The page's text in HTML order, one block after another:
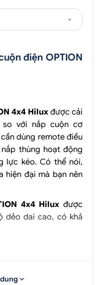
điện OPTION
4x4 Hiluxđược cải
với nắp cuộn cơ
dùng remote điều
thùng hoạt động
lực kéo. Có thể nói,
hiện đại mà bạn nên
4x4 Hilux được
dẻo dai cao, có khả
không bị kêu